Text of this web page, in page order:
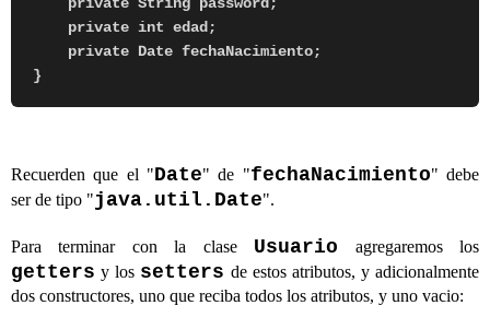
    private int edad;
    private Date fechaNacimiento;
Recuerden que el "Date" de "fechaNacimiento" debe
ser de tipo "java.util.Date".
Para terminar con la clase Usuario agregaremos los
getters y los setters de estos atributos, y adicionalmente
dos constructores, uno que reciba todos los atributos, y uno vacio: